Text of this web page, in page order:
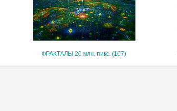
ФРАКТАЛЫ 20 млн. пикс. (107)